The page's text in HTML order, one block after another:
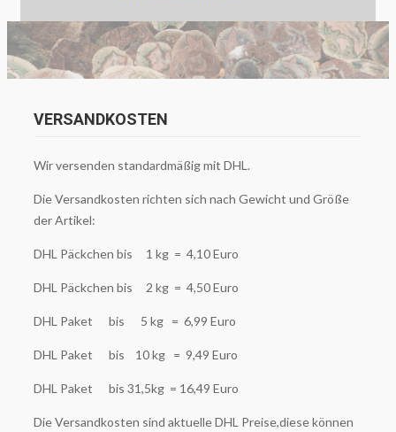
VERSANDKOSTEN
Wir versenden standardmäßig mit DHL.
Die Versandkosten richten sich nach Gewicht und Größe
der Artikel:
DHL Päckchen bis 1 kg = 4,10 Euro
DHL Päckchen bis 2 kg = 4,50 Euro
DHL Paket bis 5 kg = 6,99 Euro
DHL Paket bis 10 kg = 9,49 Euro
DHL Paket bis 31,5kg = 16,49 Euro
Die Versandkosten sind aktuelle DHL Preise,diese können